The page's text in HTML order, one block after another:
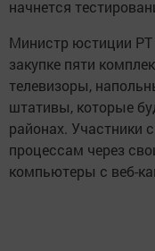
начнется
Министр юстиции
закупке пяти
телевизоры,
штативы, которые
районах. Участники
процессам через
компьютеры с веб-